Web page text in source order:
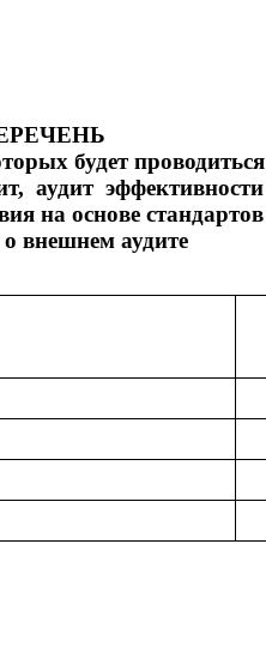
будет проводиться
аудит эффективности
на основе стандартов
внешнем аудите